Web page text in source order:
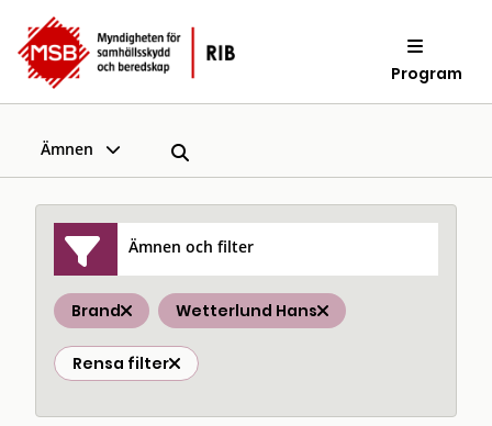
Program
Ämnen
Ämnen och filter
Brand Wetterlund Hans
Rensa filter